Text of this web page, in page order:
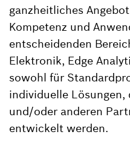
ganzheitliches
Kompetenz und
entscheidenden
Elektronik, Edge
sowohl für
individuelle Lösungen,
und/oder anderen
entwickelt werden.